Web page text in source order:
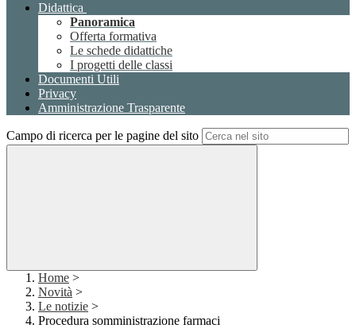
Didattica
Panoramica
Offerta formativa
Le schede didattiche
I progetti delle classi
Documenti Utili
Privacy
Amministrazione Trasparente
Campo di ricerca per le pagine del sito
Home >
Novità >
Le notizie >
Procedura somministrazione farmaci